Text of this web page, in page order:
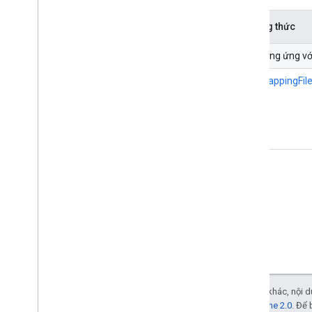
Phương thức
URI tương ứng
getIdMappingFile
Trừ phi có lưu ý khác, nội
Giấy phép Apache 2.0 .